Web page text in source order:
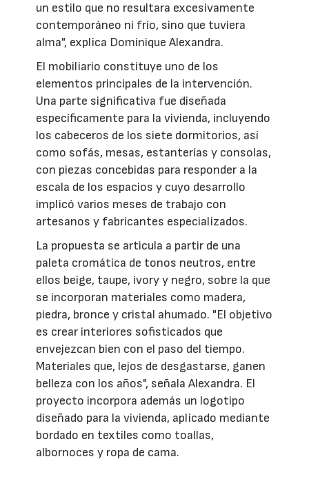
un estilo que no resultara excesivamente
contemporáneo ni frío, sino que tuviera
alma", explica Dominique Alexandra.
El mobiliario constituye uno de los
elementos principales de la intervención.
Una parte significativa fue diseñada
específicamente para la vivienda, incluyendo
los cabeceros de los siete dormitorios, así
como sofás, mesas, estanterías y consolas,
con piezas concebidas para responder a la
escala de los espacios y cuyo desarrollo
implicó varios meses de trabajo con
artesanos y fabricantes especializados.
La propuesta se articula a partir de una
paleta cromática de tonos neutros, entre
ellos beige, taupe, ivory y negro, sobre la que
se incorporan materiales como madera,
piedra, bronce y cristal ahumado. "El objetivo
es crear interiores sofisticados que
envejezcan bien con el paso del tiempo.
Materiales que, lejos de desgastarse, ganen
belleza con los años", señala Alexandra. El
proyecto incorpora además un logotipo
diseñado para la vivienda, aplicado mediante
bordado en textiles como toallas,
albornoces y ropa de cama.